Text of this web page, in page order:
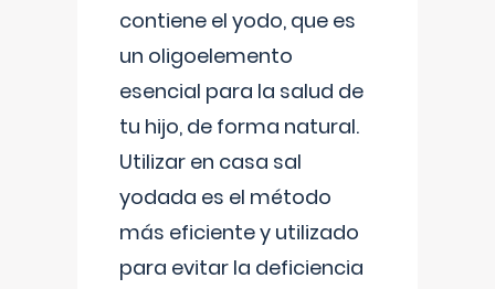
contiene el yodo, que es
un oligoelemento
esencial para la salud de
tu hijo, de forma natural.
Utilizar en casa sal
yodada es el método
más eficiente y utilizado
para evitar la deficiencia